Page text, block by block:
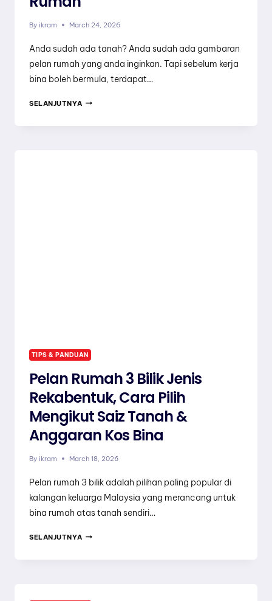
By ikram March 24, 2026
Anda sudah ada tanah? Anda sudah ada gambaran
pelan rumah yang anda inginkan. Tapi sebelum kerja
bina boleh bermula, terdapat…
SELANJUTNYAPANDUAN
TIPS & PANDUAN
Pelan Rumah 3 Bilik Jenis
Rekabentuk, Cara Pilih
Mengikut Saiz Tanah &
Anggaran Kos Bina
By ikram March 18, 2026
Pelan rumah 3 bilik adalah pilihan paling popular di
kalangan keluarga Malaysia yang merancang untuk
bina rumah atas tanah sendiri…
SELANJUTNYAPELAN